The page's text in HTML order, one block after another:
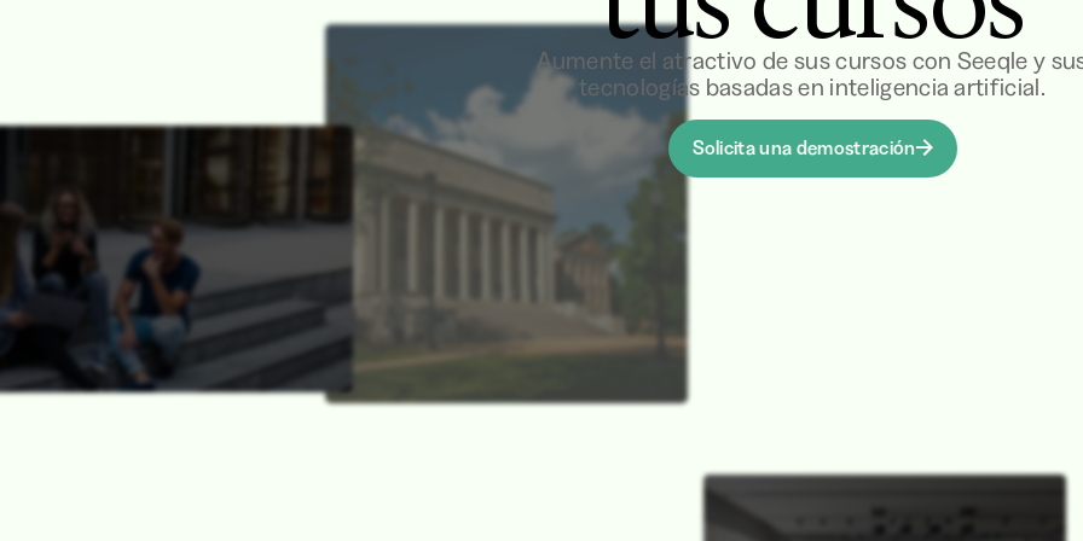
Aumente el atractivo de sus cursos con Seeqle y
tecnologías basadas en inteligencia artificial.
Solicita una demostración